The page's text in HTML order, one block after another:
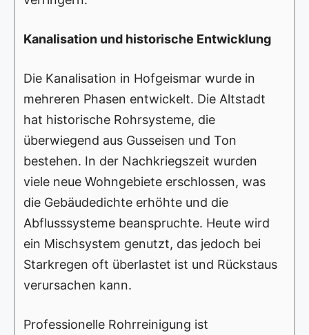
Kanalisation und historische Entwicklung
Die Kanalisation in Hofgeismar wurde in
mehreren Phasen entwickelt. Die Altstadt
hat historische Rohrsysteme, die
überwiegend aus Gusseisen und Ton
bestehen. In der Nachkriegszeit wurden
viele neue Wohngebiete erschlossen, was
die Gebäudedichte erhöhte und die
Abflusssysteme beanspruchte. Heute wird
ein Mischsystem genutzt, das jedoch bei
Starkregen oft überlastet ist und Rückstaus
verursachen kann.
Professionelle Rohrreinigung ist